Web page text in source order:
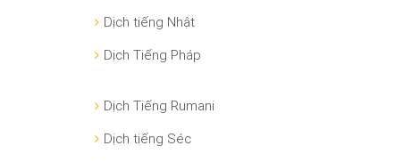
Dịch tiếng Nhật
Dịch Tiếng Pháp
Dịch Tiếng Rumani
Dịch tiếng Séc